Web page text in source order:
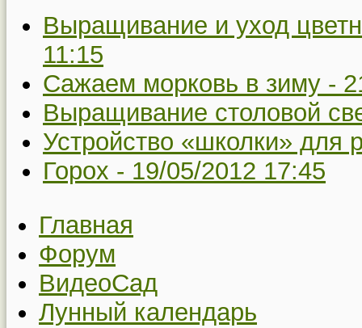
Выращивание и уход
11:15
Сажаем морковь в зиму -
Выращивание столовой
Устройство «школки» для
Горох - 19/05/2012 17:45
Главная
Форум
ВидеоСад
Лунный календарь